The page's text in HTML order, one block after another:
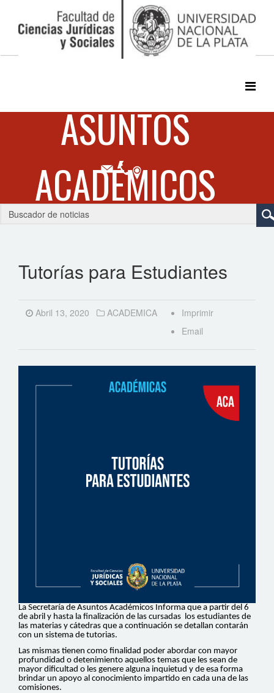
Tutorías para Estudiantes
Abril 13, 2020 ACADEMICA
Imprimir
Email
La Secretaría de Asuntos Académicos Informa que a partir del 6
de abril y hasta la finalización de las cursadas los estudiantes de
las materias y cátedras que a continuación se detallan contarán
con un sistema de tutorias.
Las mismas tienen como finalidad poder abordar con mayor
profundidad o detenimiento aquellos temas que les sean de
mayor dificultad o les genere alguna inquietud y de esa forma
brindar un apoyo al conocimiento impartido en cada una de las
comisiones.